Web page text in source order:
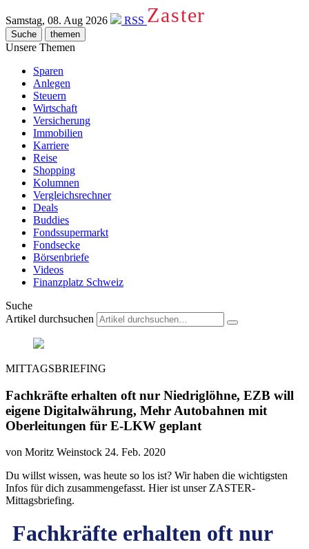
Samstag, 08. Aug 2026 RSS Zaster
Suche themen
Unsere Themen
Sparen
Anlegen
Steuern
Wirtschaft
Versicherung
Immobilien
Karriere
Reise
Shopping
Kolumnen
Vergleichsrechner
Deals
Buddies
Fondssupermarkt
Fondsecke
Börsenbriefe
Videos
Finanzplatz Schweiz
Suche
Artikel durchsuchen
MITTAGSBRIEFING
Fachkräfte erhalten oft nur Niedriglöhne, EZB will
eigene Digitalwährung, Mehr Autobahnen mit
Oberleitungen für E-LKW geplant
von Moritz Weinstock 24. Feb. 2020
Du willst wissen, was heute so los ist? Wir haben die wichtigsten
Infos für dich zusammengefasst. Hier ist unser ZASTER-
Mittagsbriefing.
Fachkräfte erhalten oft nur